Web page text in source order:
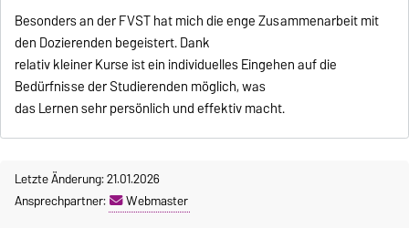
Besonders an der FVST hat mich die enge Zusammenarbeit mit
den Dozierenden begeistert. Dank
relativ kleiner Kurse ist ein individuelles Eingehen auf die
Bedürfnisse der Studierenden möglich, was
das Lernen sehr persönlich und effektiv macht.
Letzte Änderung: 21.01.2026
Ansprechpartner:
Webmaster